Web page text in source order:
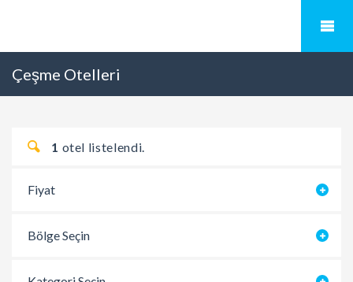
Çeşme Otelleri
1 otel listelendi.
Fiyat
Bölge Seçin